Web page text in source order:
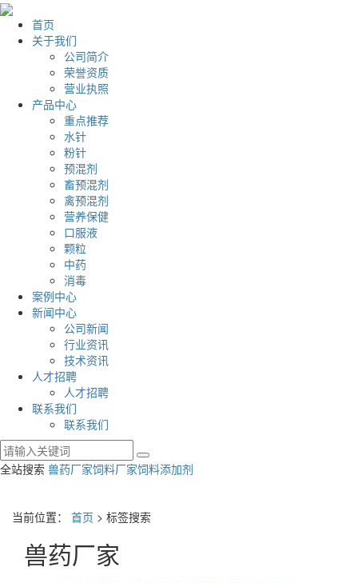
首页
关于我们
公司简介
荣誉资质
营业执照
产品中心
重点推荐
水针
粉针
预混剂
畜预混剂
禽预混剂
营养保健
口服液
颗粒
中药
消毒
案例中心
新闻中心
公司新闻
行业资讯
技术资讯
人才招聘
人才招聘
联系我们
联系我们
全站搜索 兽药厂家饲料厂家饲料添加剂
当前位置： 首页 > 标签搜索
兽药厂家